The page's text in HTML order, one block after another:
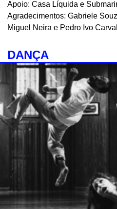
Apoio: Casa Líquida e
Agradecimentos: Gabriele
Miguel Neira e Pedro Ivo
DANÇA